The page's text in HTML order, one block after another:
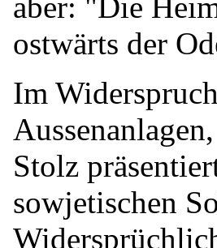
ostwärts der
Im
Stolz
sowjetischen